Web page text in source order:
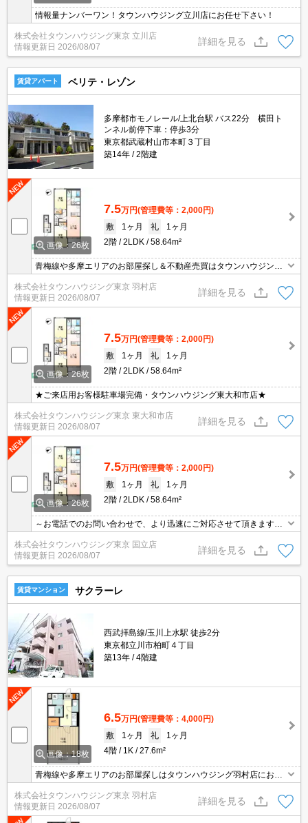
情報量ナンバーワン！タウンハウジング立川店にお任せ下さい！
株式会社タウンハウジング東京 立川店
情報更新日 2026/08/07
詳細を見る
賃貸アパート ベリテ・レゾン
多摩都市モノレール/上北台駅 バス22分 横田ト
ンネル前停下車：停歩3分
東京都武蔵村山市本町３丁目
築14年
2階建
画像：26枚
7.5万円(管理費等：2,000円)
敷
1ヶ月 礼
1ヶ月
2階
2LDK 58.64m²
青梅線や多摩エリアのお部屋探し＆不動産売買はタウンハウジング
羽村店にお任せを！ご来店時無料駐車場ご用意あります！
株式会社タウンハウジング東京 羽村店
情報更新日 2026/08/07
詳細を見る
画像：26枚
7.5万円(管理費等：2,000円)
敷
1ヶ月 礼
1ヶ月
2階
2LDK 58.64m²
★ご来店用お客様駐車場完備・タウンハウジング東大和市店★
株式会社タウンハウジング東京 東大和市店
情報更新日 2026/08/07
詳細を見る
画像：26枚
7.5万円(管理費等：2,000円)
敷
1ヶ月 礼
1ヶ月
2階
2LDK 58.64m²
～お電話でのお問い合わせで、より迅速にご対応させて頂きます～
地域密着タウンハウジング【国立店】まで～
株式会社タウンハウジング東京 国立店
情報更新日 2026/08/07
詳細を見る
賃貸マンション サクラーレ
西武拝島線/玉川上水駅 徒歩2分
東京都立川市柏町４丁目
築13年
4階建
画像：18枚
6.5万円(管理費等：4,000円)
敷
1ヶ月 礼
1ヶ月
4階
1K 27.6m²
青梅線や多摩エリアのお部屋探しはタウンハウジング羽村店にお任
せを！ご来店時無料駐車場ご用意あります！
株式会社タウンハウジング東京 羽村店
情報更新日 2026/08/07
詳細を見る